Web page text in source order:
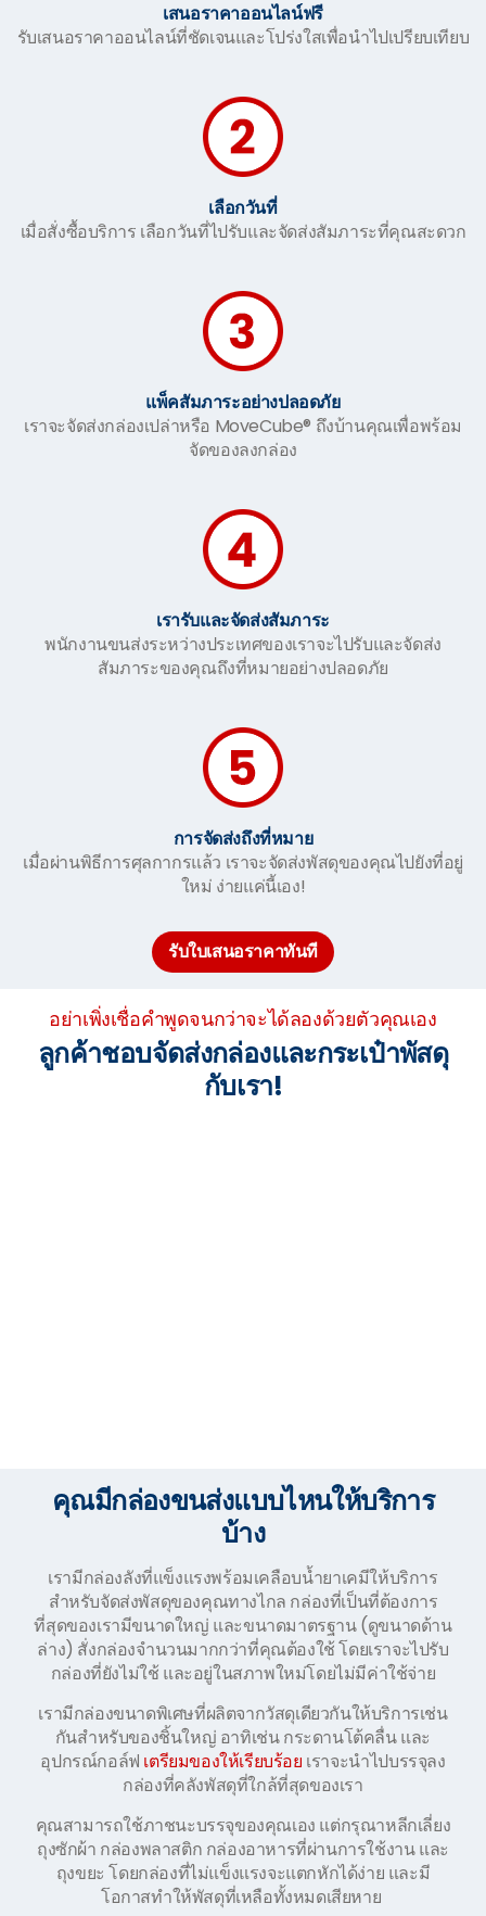
เสนอราคาออนไลน์ฟรี
รับเสนอราคาออนไลน์ที่ชัดเจนและโปร่งใสเพื่อนำไปเปรียบเทียบ
เลือกวันที่
เมื่อสั่งซื้อบริการ เลือกวันที่ไปรับและจัดส่งสัมภาระที่คุณสะดวก
แพ็คสัมภาระอย่างปลอดภัย
เราจะจัดส่งกล่องเปล่าหรือ MoveCube® ถึงบ้านคุณเพื่อพร้อม
จัดของลงกล่อง
เรารับและจัดส่งสัมภาระ
พนักงานขนส่งระหว่างประเทศของเราจะไปรับและจัดส่ง
สัมภาระของคุณถึงที่หมายอย่างปลอดภัย
การจัดส่งถึงที่หมาย
เมื่อผ่านพิธีการศุลกากรแล้ว เราจะจัดส่งพัสดุของคุณไปยังที่อยู่
ใหม่ ง่ายแค่นี้เอง!
รับใบเสนอราคาทันที
อย่าเพิ่งเชื่อคำพูดจนกว่าจะได้ลองด้วยตัวคุณเอง
ลูกค้าชอบจัดส่งกล่องและกระเป๋าพัสดุ
กับเรา!
คุณมีกล่องขนส่งแบบไหนให้บริการ
บ้าง
เรามีกล่องลังที่แข็งแรงพร้อมเคลือบน้ำยาเคมีให้บริการ
สำหรับจัดส่งพัสดุของคุณทางไกล กล่องที่เป็นที่ต้องการ
ที่สุดของเรามีขนาดใหญ่ และขนาดมาตรฐาน (ดูขนาดด้าน
ล่าง) สั่งกล่องจำนวนมากกว่าที่คุณต้องใช้ โดยเราจะไปรับ
กล่องที่ยังไม่ใช้ และอยู่ในสภาพใหม่โดยไม่มีค่าใช้จ่าย
เรามีกล่องขนาดพิเศษที่ผลิตจากวัสดุเดียวกันให้บริการเช่น
กันสำหรับของชิ้นใหญ่ อาทิเช่น กระดานโต้คลื่น และ
อุปกรณ์กอล์ฟ เตรียมของให้เรียบร้อย เราจะนำไปบรรจุลง
กล่องที่คลังพัสดุที่ใกล้ที่สุดของเรา
คุณสามารถใช้ภาชนะบรรจุของคุณเอง แต่กรุณาหลีกเลี่ยง
ถุงซักผ้า กล่องพลาสติก กล่องอาหารที่ผ่านการใช้งาน และ
ถุงขยะ โดยกล่องที่ไม่แข็งแรงจะแตกหักได้ง่าย และมี
โอกาสทำให้พัสดุที่เหลือทั้งหมดเสียหาย